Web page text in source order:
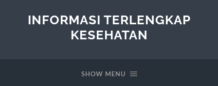
INFORMASI TERLENGKAP
KESEHATAN
SHOW MENU